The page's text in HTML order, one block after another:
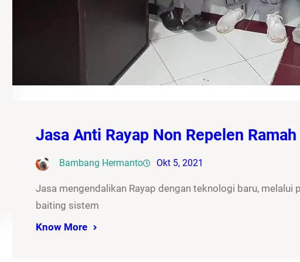
Jasa Anti Rayap Non Repelen
Bambang Hermanto Okt 5, 2021
Jasa mengendalikan Rayap dengan teknologi baru,
baiting sistem
Know More